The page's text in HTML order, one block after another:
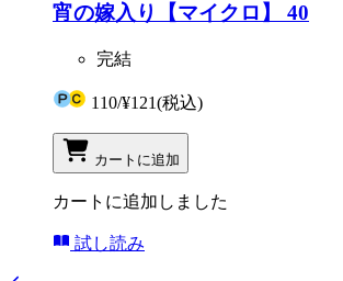
宵の嫁入り【マイクロ】 40
完結
110/¥121(税込)
カートに追加
カートに追加しました
試し読み